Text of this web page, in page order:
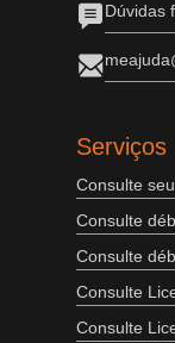
Dúvidas
Serviços
Consulte
Consulte
Consulte
Consulte
Consulte